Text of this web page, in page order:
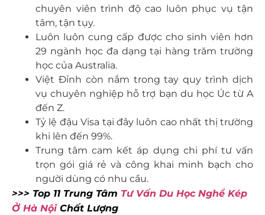
chuyên viên trình độ cao luôn phục vụ tận
tâm, tận tụy.
Luôn luôn cung cấp được cho sinh viên hơn
29 ngành học đa dạng tại hàng trăm trường
học của Australia.
Việt Đỉnh còn nắm trong tay quy trình dịch
vụ chuyên nghiệp hỗ trợ bạn du học Úc từ A
đến Z.
Tỷ lệ đậu Visa tại đây luôn cao nhất thị trường
khi lên đến 99%.
Trung tâm cam kết áp dụng chi phí tư vấn
trọn gói giá rẻ và công khai minh bạch cho
người dùng có nhu cầu.
>>> Top 11 Trung Tâm Tư Vấn Du Học Nghề Kép
Ở Hà NộiChất Lượng